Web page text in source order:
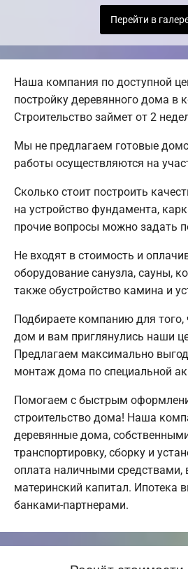
Перейти в
Наша компания по доступной
постройку деревянного дома в
Строительство займет от 2
Мы не предлагаем готовые
работы осуществляются на
Сколько стоит построить
на устройство фундамента,
прочие вопросы можно задать
Не входят в стоимость и
оборудование санузла, сауны,
также обустройство камина и
Подбираете компанию для того,
дом и вам приглянулись наши
Предлагаем максимально
монтаж дома по специальной
Помогаем с быстрым
строительство дома! Наша
деревянные дома,
транспортировку, сборку и
оплата наличными средствами,
материнский капитал. Ипотека
банками-партнерами.